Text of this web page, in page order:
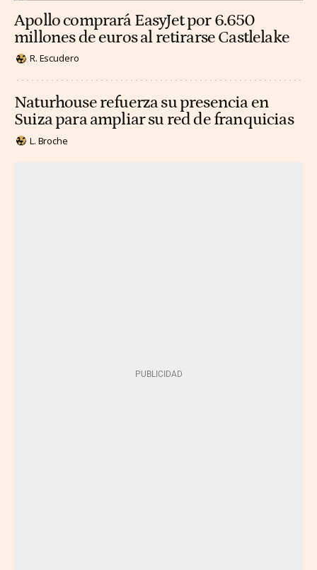
Apollo comprará EasyJet por 6.650
millones de euros al retirarse Castlelake
R. Escudero
Naturhouse refuerza su presencia en
Suiza para ampliar su red de franquicias
L. Broche